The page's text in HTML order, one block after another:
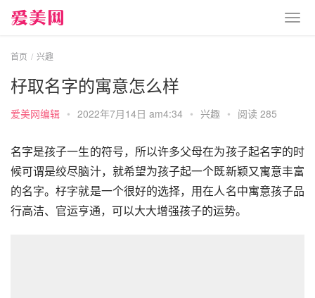
首页 兴趣
杍取名字的寓意怎么样
爱美网编辑 • 2022年7月14日 am4:34 • 兴趣 • 阅读 285
名字是孩子一生的符号，所以许多父母在为孩子起名字的时
候可谓是绞尽脑汁，就希望为孩子起一个既新颖又寓意丰富
的名字。杍字就是一个很好的选择，用在人名中寓意孩子品
行高洁、官运亨通，可以大大增强孩子的运势。